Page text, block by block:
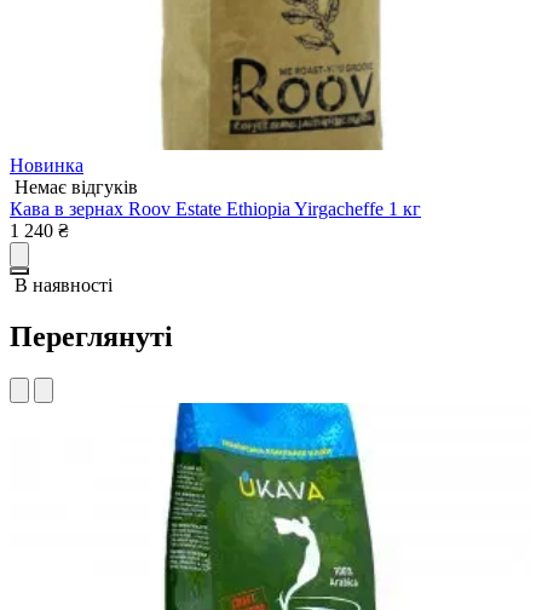
Новинка
Немає відгуків
Кава в зернах Roov Estate Ethiopia Yirgacheffe 1 кг
1 240 ₴
В наявності
Переглянуті